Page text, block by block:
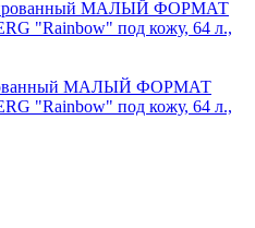
МАЛЫЙ ФОРМАТ
"Rainbow" под кожу, 64 л.,